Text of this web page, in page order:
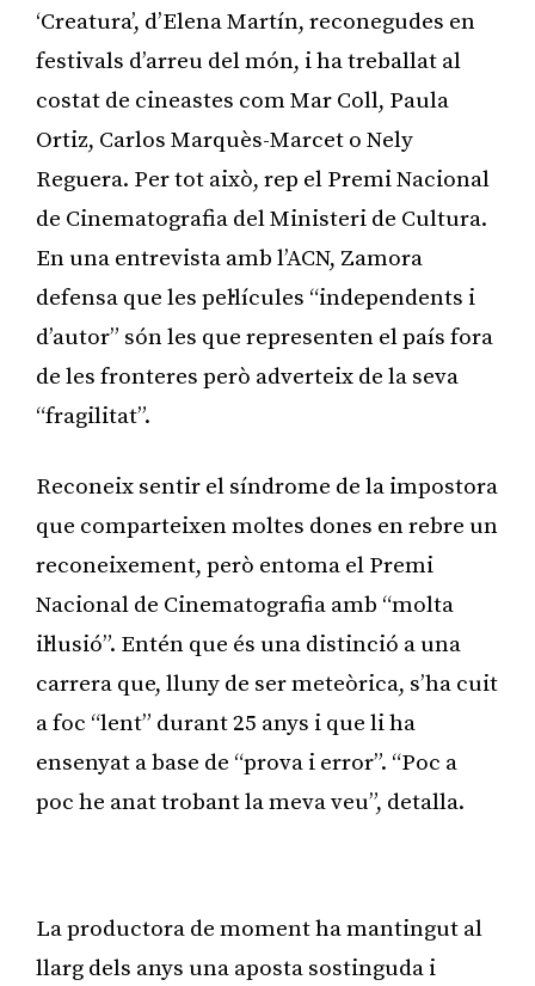
‘Creatura’, d’Elena Martín, reconegudes en
festivals d’arreu del món, i ha treballat al
costat de cineastes com Mar Coll, Paula
Ortiz, Carlos Marquès-Marcet o Nely
Reguera. Per tot això, rep el Premi Nacional
de Cinematografia del Ministeri de Cultura.
En una entrevista amb l’ACN, Zamora
defensa que les pel·lícules “independents i
d’autor” són les que representen el país fora
de les fronteres però adverteix de la seva
“fragilitat”.
Reconeix sentir el síndrome de la impostora
que comparteixen moltes dones en rebre un
reconeixement, però entoma el Premi
Nacional de Cinematografia amb “molta
il·lusió”. Entén que és una distinció a una
carrera que, lluny de ser meteòrica, s’ha cuit
a foc “lent” durant 25 anys i que li ha
ensenyat a base de “prova i error”. “Poc a
poc he anat trobant la meva veu”, detalla.
La productora de moment ha mantingut al
llarg dels anys una aposta sostinguda i